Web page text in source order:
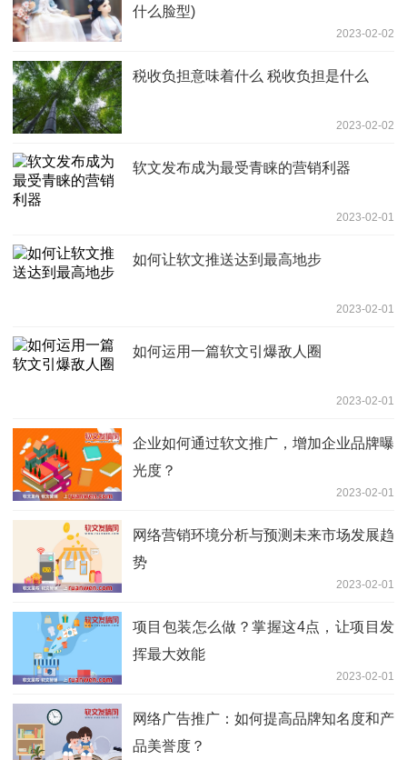
什么脸型)
2023-02-02
税收负担意味着什么 税收负担是什么
2023-02-02
软文发布成为最受青睐的营销利器
2023-02-01
如何让软文推送达到最高地步
2023-02-01
如何运用一篇软文引爆敌人圈
2023-02-01
企业如何通过软文推广，增加企业品牌曝
光度？
2023-02-01
网络营销环境分析与预测未来市场发展趋
势
2023-02-01
项目包装怎么做？掌握这4点，让项目发
挥最大效能
2023-02-01
网络广告推广：如何提高品牌知名度和产
品美誉度？